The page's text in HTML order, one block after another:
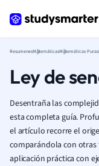
ResumenesMatemáticasMatemáticas Puras
Ley de
Desentraña las
esta completa guía.
el artículo recorre el
comparándola con otras
aplicación práctica con